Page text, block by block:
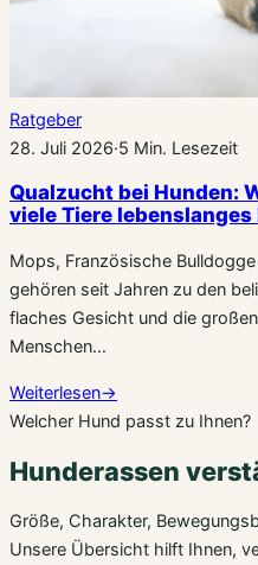
Ratgeber
28. Juli 2026·5 Min. Lesezeit
Qualzucht bei Hunden:
viele Tiere
Mops, Französische
gehören seit Jahren zu den
flaches Gesicht und die
Menschen…
Weiterlesen→
Welcher Hund passt zu Ihnen?
Hunderassen
Größe, Charakter,
Unsere Übersicht hilft Ihnen,